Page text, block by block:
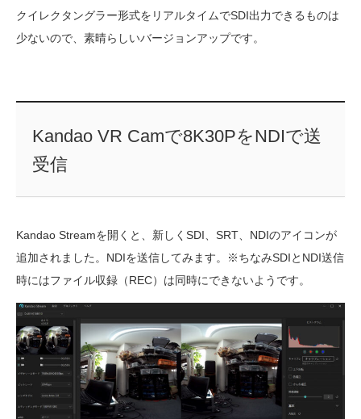
クイレクタングラー形式をリアルタイムでSDI出力できるものは
少ないので、素晴らしいバージョンアップです。
Kandao VR Camで8K30PをNDIで送
受信
Kandao Streamを開くと、新しくSDI、SRT、NDIのアイコンが
追加されました。NDIを送信してみます。※ちなみSDIとNDI送信
時にはファイル収録（REC）は同時にできないようです。